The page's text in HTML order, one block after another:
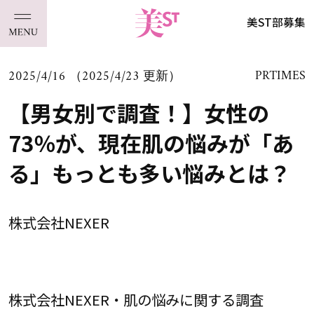
美ST部募集
2025/4/16 （2025/4/23 更新） PRTIMES
【男女別で調査！】女性の
73％が、現在肌の悩みが「あ
る」もっとも多い悩みとは？
株式会社NEXER
株式会社NEXER・肌の悩みに関する調査